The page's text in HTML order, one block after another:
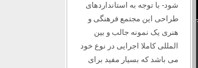
شود- با توجه به استانداردهای
طراحی این مجتمع فرهنگی و
هنری یک نمونه جالب و بین
المللی کاملا اجرایی در نوع خود
می باشد که بسیار مفید برای